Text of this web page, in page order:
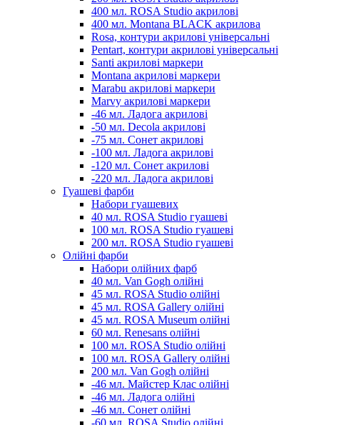
400 мл. ROSA Studio акрилові
400 мл. Montana BLACK акрилова
Rosa, контури акрилові універсальні
Pentart, контури акрилові універсальні
Santi акрилові маркери
Montana акрилові маркери
Marabu акрилові маркери
Marvy акрилові маркери
-46 мл. Ладога акрилові
-50 мл. Decola акрилові
-75 мл. Сонет акрилові
-100 мл. Ладога акрилові
-120 мл. Сонет акрилові
-220 мл. Ладога акрилові
Гуашеві фарби
Набори гуашевих
40 мл. ROSA Studio гуашеві
100 мл. ROSA Studio гуашеві
200 мл. ROSA Studio гуашеві
Олійні фарби
Набори олійних фарб
40 мл. Van Gogh олійні
45 мл. ROSA Studio олійні
45 мл. ROSA Gallery олійні
45 мл. ROSA Museum олійні
60 мл. Renesans олійні
100 мл. ROSA Studio олійні
100 мл. ROSA Gallery олійні
200 мл. Van Gogh олійні
-46 мл. Майстер Клас олійні
-46 мл. Ладога олійні
-46 мл. Сонет олійні
-60 мл. ROSA Studio олійні